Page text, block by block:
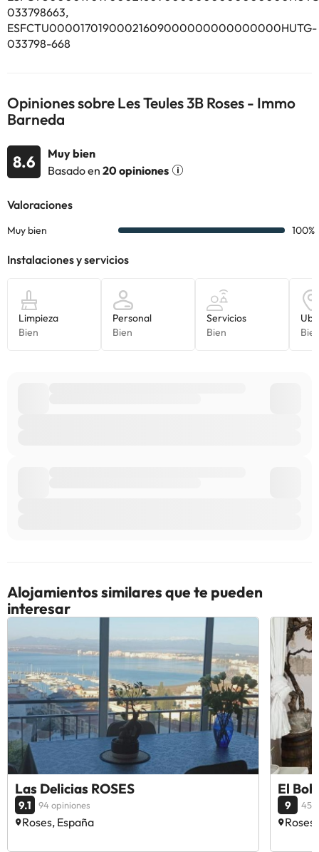
información de esta ficha está sujeta a cambios por parte del
alojamiento. Si tienes dudas, contáctanos.
033798663,
ESFCTU00001701900021609000000000000000HUTG-
033798-668
Opiniones sobre Les Teules 3B Roses - Immo
Barneda
8.6
Muy bien
Basado en 20 opiniones
Alojamientos similares que te pueden
interesar
Las Delicias ROSES
9.1 94 opiniones
Roses, España
El
9 45